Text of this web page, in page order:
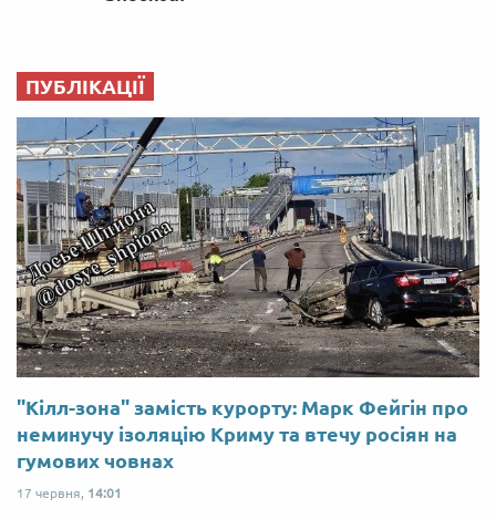
ПУБЛІКАЦІЇ
"Кілл-зона" замість курорту: Марк Фейгін про
неминучу ізоляцію Криму та втечу росіян на
гумових човнах
17 червня, 14:01